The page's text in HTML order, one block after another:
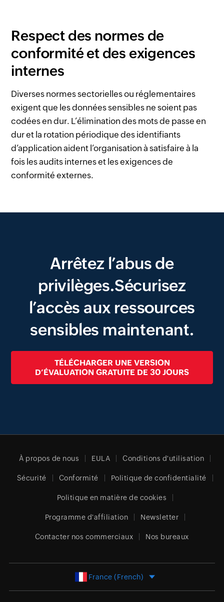
Respect des normes de
conformité et des exigences
internes
Diverses normes sectorielles ou réglementaires
exigent que les données sensibles ne soient pas
codées en dur. L’élimination des mots de passe en
dur et la rotation périodique des identifiants
d’application aident l’organisation à satisfaire à la
fois les audits internes et les exigences de
conformité externes.
Arrêtez l’abus de
privilèges.Sécurisez
l’accès aux ressources
sensibles maintenant.
TÉLÉCHARGER UNE VERSION
D’ÉVALUATION GRATUITE DE 30 JOURS
À propos de nous EULA Conditions d'utilisation
Sécurité Conformité Politique de confidentialité
Politique en matière de cookies
Programme d'affiliation Newsletter
Contacter nos commerciaux Nos bureaux
France (French)